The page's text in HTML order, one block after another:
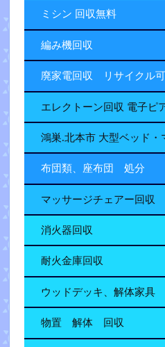
ミシン 回収無料
編み機回収
廃家電回収 リサイクル可
エレクトーン回収 電子ピ
鴻巣.北本市 大型ベッド・
布団類、座布団 処分
マッサージチェアー回収
消火器回収
耐火金庫回収
ウッドデッキ、解体家具
物置 解体 回収